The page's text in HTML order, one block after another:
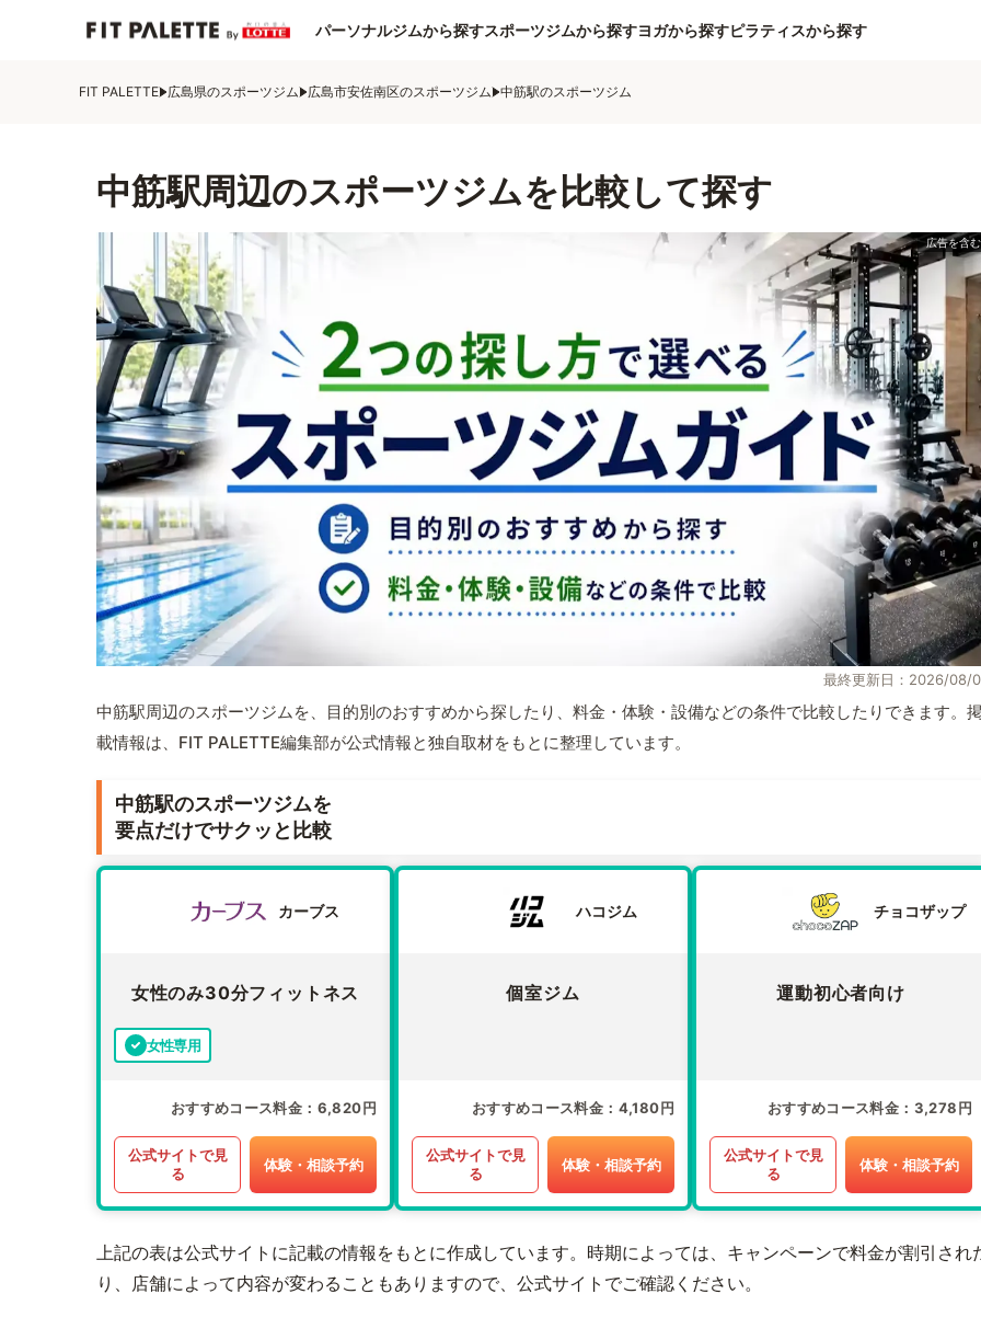
パーソナルジムから探すスポーツジムから探すヨガから探すピラティスから探す
FIT PALETTE 広島県のスポーツジム 広島市安佐南区のスポーツジム 中筋駅のスポーツジム
中筋駅周辺のスポーツジムを比較して探す
最終更新日：2026/08/
中筋駅周辺のスポーツジムを、目的別のおすすめから探したり、料金・体験・設備などの条件で比較したりできます。
載情報は、FIT PALETTE編集部が公式情報と独自取材をもとに整理しています。
中筋駅のスポーツジムを
要点だけでサクッと比較
カーブス
女性のみ30分フィットネス
女性専用
おすすめコース料金 6,820円
公式サイトで見
る
体験・相談予約
ハコジム
個室ジム
おすすめコース料金 4,180円
公式サイトで見
る
体験・相談予約
チョコザップ
運動初心者向け
おすすめコース料金 3,278円
公式サイトで見
る
体験・相談予約
上記の表は公式サイトに記載の情報をもとに作成しています。時期によっては、キャンペーンで料金が割引され
り、店舗によって内容が変わることもありますので、公式サイトでご確認ください。